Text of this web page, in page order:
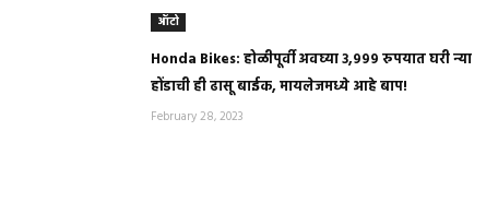
ऑटो
Honda Bikes: होळीपूर्वी अवघ्या ३,९९९ रुपयात घरी न्या
होंडाची ही ढासू बाईक, मायलेजमध्ये आहे बाप!
February 28, 2023